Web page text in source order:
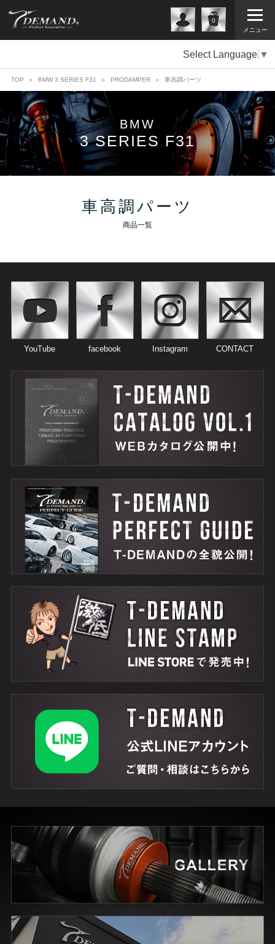
メニュー
0
Select Language ▼
TOP BMW 3 SERIES F31 PRODAMPER 車高調パーツ
BMW
3 SERIES F31
車高調パーツ
商品一覧
YouTube facebook Instagram CONTACT